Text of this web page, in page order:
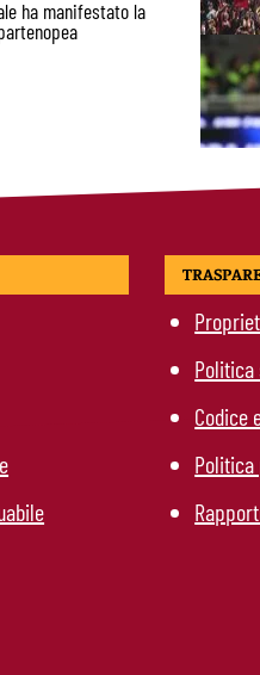
ha manifestato la
Codice